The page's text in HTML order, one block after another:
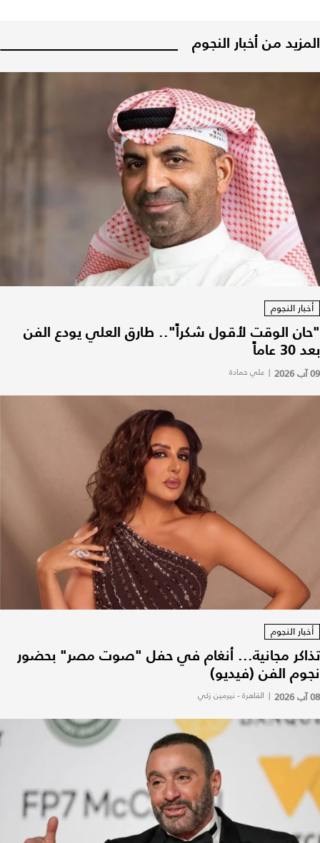
المزيد من أخبار النجوم
أخبار النجوم
"حان الوقت لأقول شكراً".. طارق العلي يودع الفن
بعد 30 عاماً
09 آب 2026 | علي حمادة
أخبار النجوم
تذاكر مجانية... أنغام في حفل "صوت مصر" بحضور
نجوم الفن (فيديو)
08 آب 2026 | القاهرة - نيرمين زكي